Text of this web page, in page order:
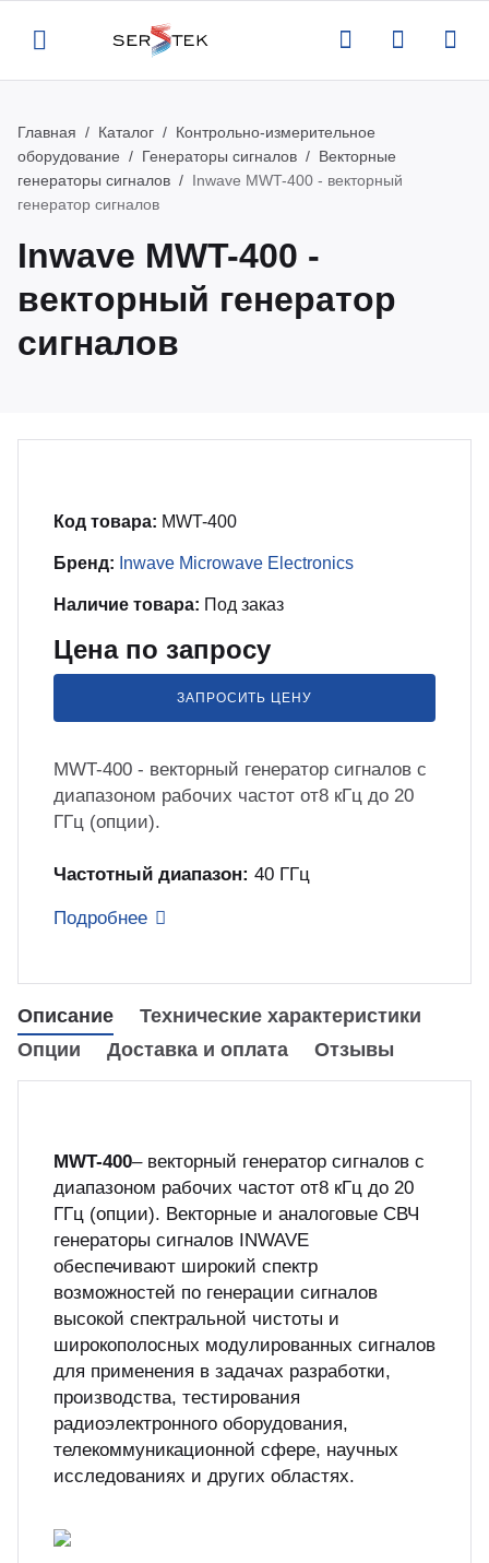
Назад
Назад
измерительное
и усилители
Назад
и аттестация поставляемого
поддержка оборудования
интеграционные проекты
ПО для автоматизации
по ТЗ заказчика
оборудования
измерительного оборудования
цикл сборочных работ «под
безопасной и эффективной
неиспользуемого оборудования
Назад
Главная Каталог
Контрольно-измерительное
оборудование
Генераторы сигналов
Векторные
генераторы сигналов
Inwave MWT-400 - векторный
генератор сигналов
Inwave MWT-400 -
векторный генератор
сигналов
Код товара: MWT-400
Бренд: Inwave Microwave Electronics
Наличие товара: Под заказ
Цена по запросу
ЗАПРОСИТЬ ЦЕНУ
MWT-400 - векторный генератор сигналов с
диапазоном рабочих частот от8 кГц до 20
ГГц (опции).
Частотный диапазон: 40 ГГц
Подробнее
Описание
Технические характеристики
Опции
Доставка и оплата Отзывы
MWT-400– векторный генератор сигналов с
диапазоном рабочих частот от8 кГц до 20
ГГц (опции). Векторные и аналоговые СВЧ
генераторы сигналов INWAVE
обеспечивают широкий спектр
возможностей по генерации сигналов
высокой спектральной чистоты и
широкополосных модулированных сигналов
для применения в задачах разработки,
производства, тестирования
радиоэлектронного оборудования,
телекоммуникационной сфере, научных
исследованиях и других областях.